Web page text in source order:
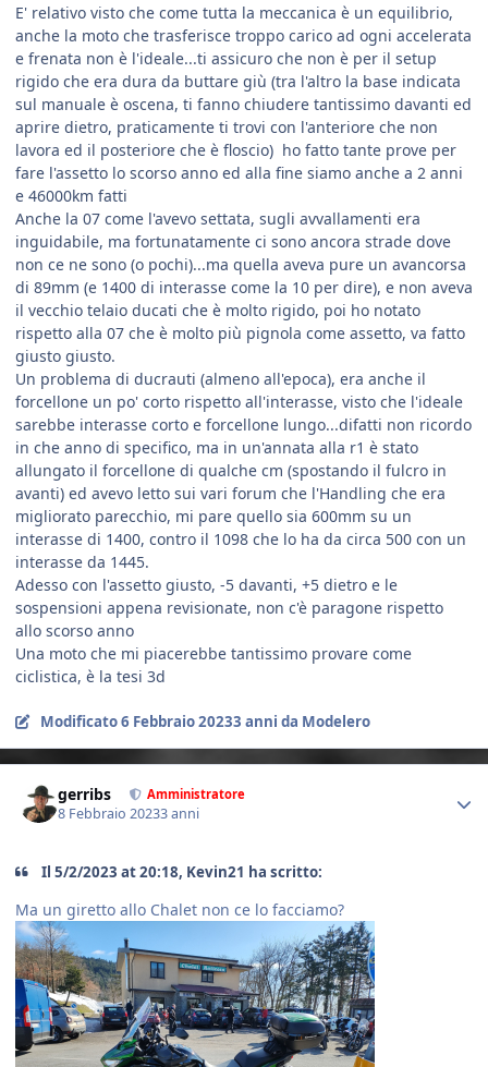
E' relativo visto che come tutta la meccanica è un equilibrio,
anche la moto che trasferisce troppo carico ad ogni accelerata
e frenata non è l'ideale...ti assicuro che non è per il setup
rigido che era dura da buttare giù (tra l'altro la base indicata
sul manuale è oscena, ti fanno chiudere tantissimo davanti ed
aprire dietro, praticamente ti trovi con l'anteriore che non
lavora ed il posteriore che è floscio) ho fatto tante prove per
fare l'assetto lo scorso anno ed alla fine siamo anche a 2 anni
e 46000km fatti
Anche la 07 come l'avevo settata, sugli avvallamenti era
inguidabile, ma fortunatamente ci sono ancora strade dove
non ce ne sono (o pochi)...ma quella aveva pure un avancorsa
di 89mm (e 1400 di interasse come la 10 per dire), e non aveva
il vecchio telaio ducati che è molto rigido, poi ho notato
rispetto alla 07 che è molto più pignola come assetto, va fatto
giusto giusto.
Un problema di ducrauti (almeno all'epoca), era anche il
forcellone un po' corto rispetto all'interasse, visto che l'ideale
sarebbe interasse corto e forcellone lungo...difatti non ricordo
in che anno di specifico, ma in un'annata alla r1 è stato
allungato il forcellone di qualche cm (spostando il fulcro in
avanti) ed avevo letto sui vari forum che l'Handling che era
migliorato parecchio, mi pare quello sia 600mm su un
interasse di 1400, contro il 1098 che lo ha da circa 500 con un
interasse da 1445.
Adesso con l'assetto giusto, -5 davanti, +5 dietro e le
sospensioni appena revisionate, non c'è paragone rispetto
allo scorso anno
Una moto che mi piacerebbe tantissimo provare come
ciclistica, è la tesi 3d
Modificato6 Febbraio 20233 anni da Modelero
gerribs Amministratore
8 Febbraio 20233 anni
Il 5/2/2023 at 20:18, Kevin21 ha scritto:
Ma un giretto allo Chalet non ce lo facciamo?